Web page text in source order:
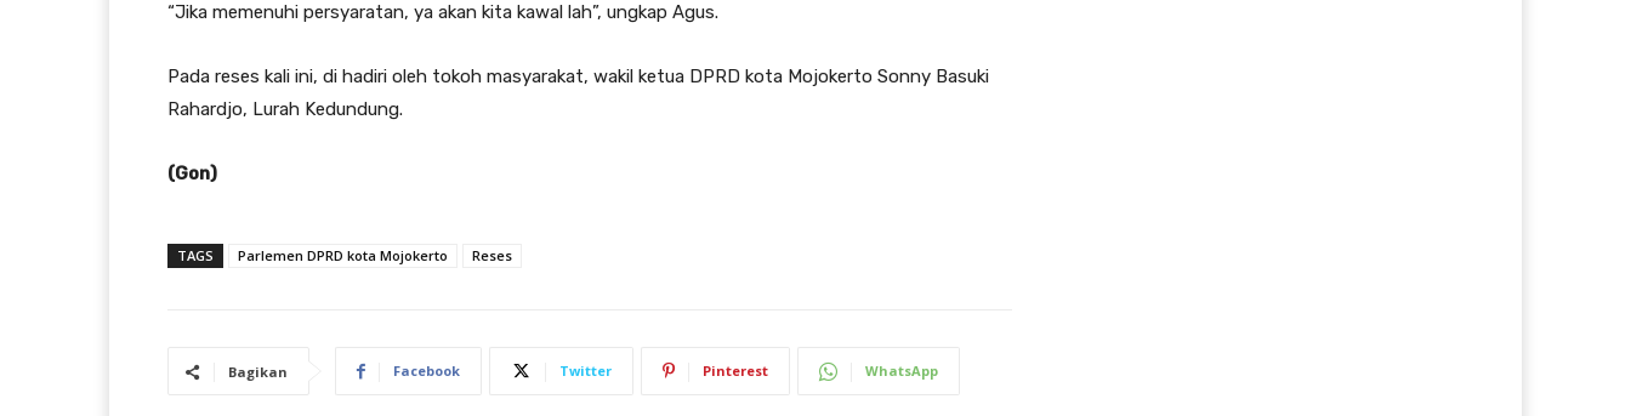
“Jika memenuhi persyaratan, ya akan kita kawal lah”, ungkap Agus.
Pada reses kali ini, di hadiri oleh tokoh masyarakat, wakil ketua DPRD kota Mojokerto Sonny Basuki
Rahardjo, Lurah Kedundung.
(Gon)
TAGS Parlemen DPRD kota Mojokerto Reses
Bagikan Facebook Twitter Pinterest WhatsApp